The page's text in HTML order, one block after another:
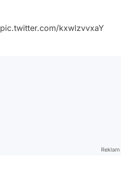
pic.twitter.com/kxwlzvvxaY
Reklam